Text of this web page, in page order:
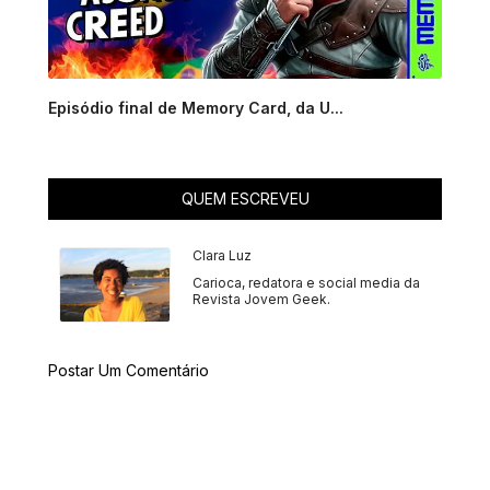
Episódio final de Memory Card, da U...
QUEM ESCREVEU
Clara Luz
Carioca, redatora e social media da
Revista Jovem Geek.
Postar Um Comentário